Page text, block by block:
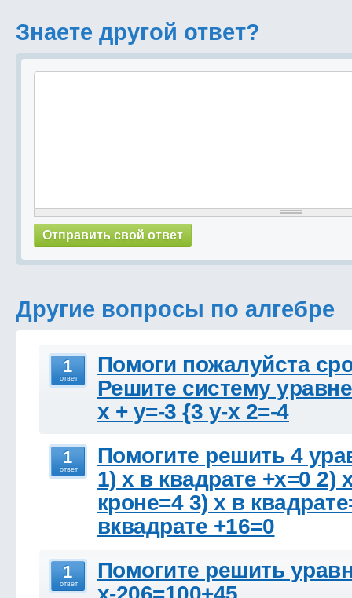
Знаете другой ответ?
Другие вопросы по алгебре
1
ответ
Помоги пожалуйста
Решите систему
х + у=-3 {3 у-х 2=-4
1
ответ
Помогите решить 4
1) x в квадрате +x=0 2)
кроне=4 3) x в
вквадрате +16=0
1
ответ
Помогите решить